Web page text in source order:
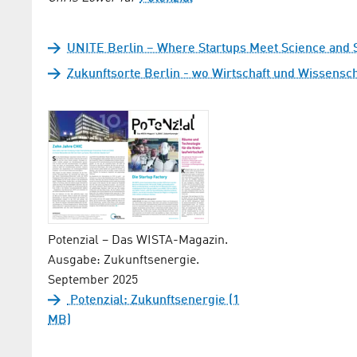
UNITE Berlin – Where Startups Meet Science and
Zukunftsorte Berlin - wo Wirtschaft und
Potenzial – Das WISTA-Magazin.
Ausgabe: Zukunftsenergie.
September 2025
Potenzial: Zukunftsenergie (1
MB)